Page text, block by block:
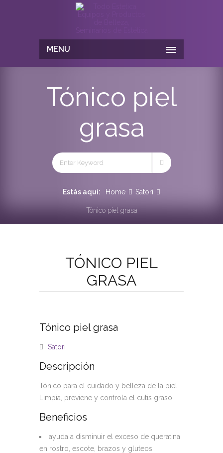
MENU
Tónico piel
grasa
Estás aquí: Home Satori
Tónico piel grasa
TÓNICO PIEL
GRASA
Tónico piel grasa
Satori
Descripción
Tónico para el cuidado y belleza de la piel.
Limpia, previene y controla el cutis graso.
Beneficios
ayuda a disminuir el exceso de queratina
en rostro, escote, brazos y gluteos